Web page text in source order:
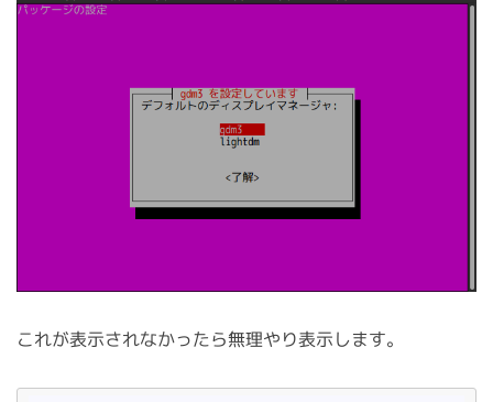
これが表示されなかったら無理やり表示します。